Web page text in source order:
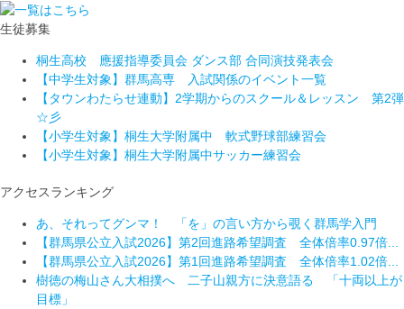
生徒募集
桐生高校 應援指導委員会 ダンス部 合同演技発表会
【中学生対象】群馬高専 入試関係のイベント一覧
【タウンわたらせ連動】2学期からのスクール＆レッスン 第2弾
☆彡
【小学生対象】桐生大学附属中 軟式野球部練習会
【小学生対象】桐生大学附属中サッカー練習会
アクセスランキング
あ、それってグンマ！ 「を」の言い方から覗く群馬学入門
【群馬県公立入試2026】第2回進路希望調査 全体倍率0.97倍...
【群馬県公立入試2026】第1回進路希望調査 全体倍率1.02倍...
樹徳の梅山さん大相撲へ 二子山親方に決意語る 「十両以上が
目標」